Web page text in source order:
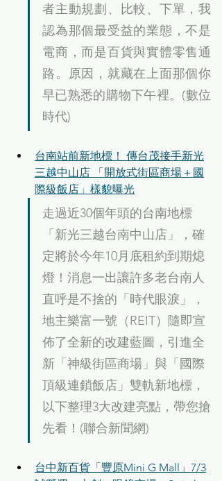
者主動規劃、比較、下單，我
認為那個最受益的業態，不是
電商，而是百貨與實體零售通
路。原因，就藏在上面那個你
早已熟悉的購物下午裡。(數位
時代)
台南站前新地標！ 傳台茂接手新光
三越中山店 「開放式街區商場＋國
際級飯店」樣貌曝光
走過近30個年頭的台南地標
「新光三越台南中山店」，確
定將於今年10月底租約到期熄
燈！消息一出讓許多老台南人
直呼是不捨的「時代眼淚」，
地主樂富一號（REIT）隨即宣
佈了全新的改建藍圖，引進全
新「神級街區商場」與「國際
頂級連鎖飯店」雙軌新地標，
以下整理3大改建亮點，帶您搶
先看！(聯合新聞網)
台中新百貨「豐原Mini G Mall」7/3